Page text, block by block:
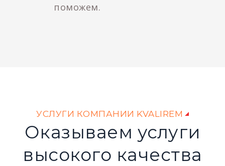
поможем.
УСЛУГИ КОМПАНИИ KVALIREM
Оказываем услуги
высокого качества